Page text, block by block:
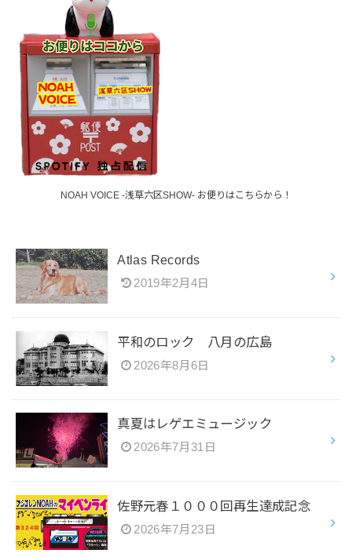
NOAH VOICE -浅草六区SHOW- お便りはこちらから！
Atlas Records
2019年2月4日
平和のロック 八月の広島
2026年8月6日
真夏はレゲエミュージック
2026年7月31日
佐野元春１０００回再生達成記念
2026年7月23日